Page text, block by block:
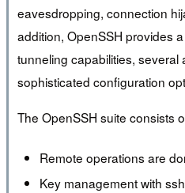
eavesdropping, connection
addition, OpenSSH provides
tunneling capabilities,
sophisticated configuration
The OpenSSH suite consists
Remote operations are
Key management with